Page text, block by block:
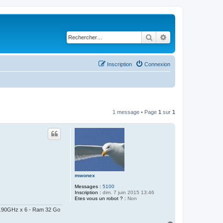
Rechercher
Connexion
Inscription
1 message • Page 1 sur 1
mwonex
Messages : 5100
Inscription : dim. 7 juin 2015 13:46
Etes vous un robot ? : Non
x 6 - Ram 32 Go